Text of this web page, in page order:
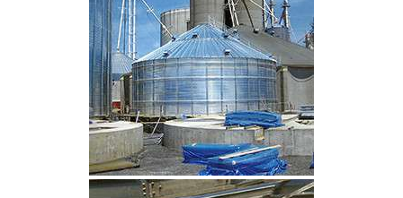
CLIQUEZ POUR AGRANDIR